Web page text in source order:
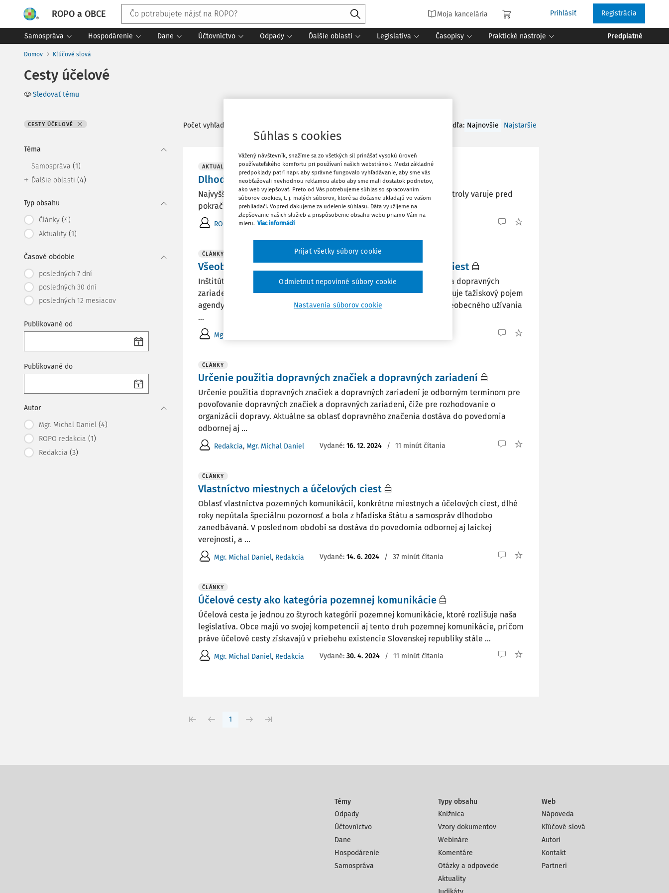
ROPO a OBCE Moja kancelária Prihlásiť Registrácia
Samospráva Hospodárenie Dane Účtovníctvo Odpady Ďalšie oblasti Legislatíva Časopisy Praktické nástroje Predplatné
Domov Kľúčové slová
Cesty účelové
Sledovať tému
CESTY ÚČELOVÉ
Téma
Samospráva (1)
Ďalšie oblasti (4)
Typ obsahu
Články (4)
Aktuality (1)
Časové obdobie
posledných 7 dní
posledných 30 dní
posledných 12 mesiacov
Publikované od
Publikované do
Autor
Mgr. Michal Daniel (4)
ROPO redakcia (1)
Redakcia (3)
Počet vyhľadaných dokumentov: Zoradiť podľa: Najnovšie Najstaršie
AKTUALITY
Dlhodobé zhoršovanie stavu mostov
Najvyšší kontrolný úrad Slovenskej republiky na základe najnovšej kontroly varuje pred
pokračujúcim zhoršovaním stavu regionálnych mostov na Slovensku.
ROPO redakcia Vydané:
ČLÁNKY
Všeobecné a zvláštne užívanie miestnych a účelových ciest
Inštitút zvláštneho užívania je spolu s určovaním dopravných značiek a dopravných
zariadení najčastejšou agendou cestných správnych orgánov. Predstavuje ťažiskový pojem
agendy cestných správnych orgánov. Predmetný inštitút je opakom všeobecného užívania
...
Mgr. Michal Daniel
ČLÁNKY
Určenie použitia dopravných značiek a dopravných zariadení
Určenie použitia dopravných značiek a dopravných zariadení je odborným termínom pre
povoľovanie dopravných značiek a dopravných zariadení, čiže pre rozhodovanie o
organizácii dopravy. Aktuálne sa oblasť dopravného značenia dostáva do povedomia
odbornej aj ...
Redakcia, Mgr. Michal Daniel Vydané: 16. 12. 2024 / 11 minút čítania
ČLÁNKY
Vlastníctvo miestnych a účelových ciest
Oblasť vlastníctva pozemných komunikácií, konkrétne miestnych a účelových ciest, dlhé
roky nepútala špeciálnu pozornosť a bola z hľadiska štátu a samospráv dlhodobo
zanedbávaná. V poslednom období sa dostáva do povedomia odbornej aj laickej
verejnosti, a ...
Mgr. Michal Daniel, Redakcia Vydané: 14. 6. 2024 / 37 minút čítania
ČLÁNKY
Účelové cesty ako kategória pozemnej komunikácie
Účelová cesta je jednou zo štyroch kategórií pozemnej komunikácie, ktoré rozlišuje naša
legislatíva. Obce majú vo svojej kompetencii aj tento druh pozemnej komunikácie, pričom
práve účelové cesty získavajú v priebehu existencie Slovenskej republiky stále ...
Mgr. Michal Daniel, Redakcia Vydané: 30. 4. 2024 / 11 minút čítania
1
Témy
Odpady
Účtovníctvo
Dane
Hospodárenie
Samospráva
Typy obsahu
Knižnica
Vzory dokumentov
Webináre
Komentáre
Otázky a odpovede
Aktuality
Web
Nápoveda
Kľúčové slová
Autori
Kontakt
Partneri
Súhlas s cookies
Vážený návštevník, snažíme sa zo všetkých síl prinášať vysokú úroveň
používateľského komfortu pri používaní našich webstránok. Medzi základné
predpoklady patrí napr. aby správne fungovalo vyhľadávanie, aby sme vás
neobťažovali nevhodnou reklamou alebo aby sme mali dostatok podnetov,
ako web vylepšovať. Preto od Vás potrebujeme súhlas so spracovaním
súborov cookies, t. j. malých súborov, ktoré sa dočasne ukladajú vo vašom
prehliadači. Vopred ďakujeme za udelenie súhlasu. Dáta využijeme na
zlepšovanie našich služieb a prispôsobenie obsahu webu priamo Vám na
mieru. Viac informácií
Nastavenia súborov cookie
Odmietnut nepovinné súbory cookie
Prijať všetky súbory cookie